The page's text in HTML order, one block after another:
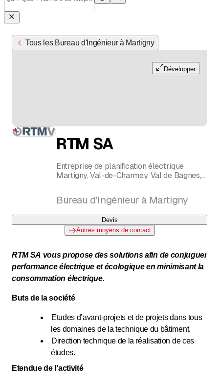
Tous les Bureau d'Ingénieur à Martigny
Développer
RTM SA
Entreprise de planification électrique
Martigny, Val-de-Charmey, Val de Bagnes,
Bureau d'Ingénieur à Martigny
Devis
Autres moyens de contact
RTM SA vous propose des solutions afin de conjuguer
performance électrique et écologique en minimisant la
consommation électrique.
Buts de la société
Etudes d’avant-projets et de projets dans tous
les domaines de la technique du bâtiment.
Direction technique de la réalisation de ces
études.
Etendue de l’activité